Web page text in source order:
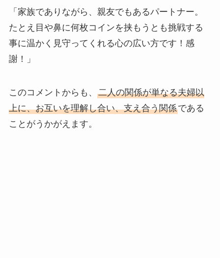
「家族でありながら、親友でもあるパートナー。
たとえ目や鼻に何枚コインを挟もうとも挑戦する
事に温かく見守ってくれる心の広い方です！感
謝！」
このコメントからも、 二人の関係が単なる夫婦以
上に、お互いを理解し合い、支え合う関係である
ことがうかがえます。